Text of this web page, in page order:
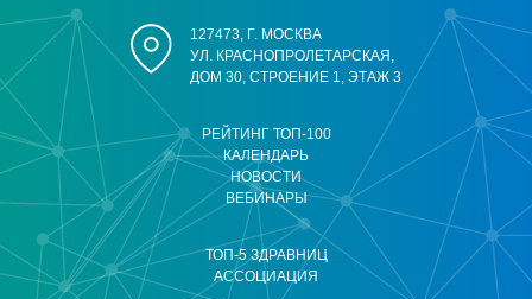
РЕЙТИНГ ТОП-100
КАЛЕНДАРЬ
НОВОСТИ
ВЕБИНАРЫ
ТОП-5 ЗДРАВНИЦ
АССОЦИАЦИЯ
127473, Г. МОСКВА
УЛ. КРАСНОПРОЛЕТАРСКАЯ,
ДОМ 30, СТРОЕНИЕ 1, ЭТАЖ 3